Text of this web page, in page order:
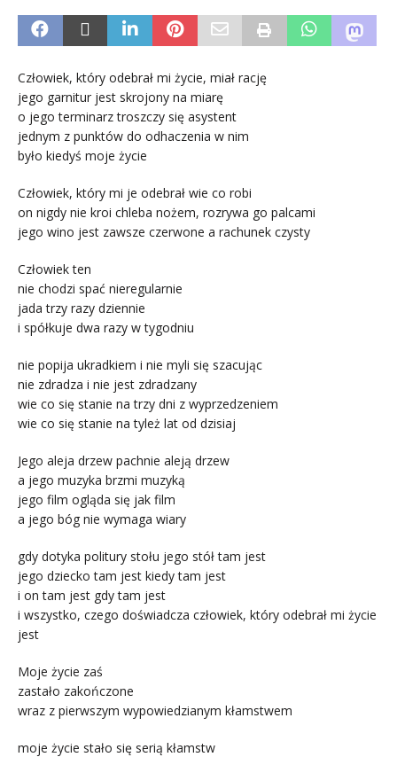
Człowiek, który odebrał mi życie, miał rację
jego garnitur jest skrojony na miarę
o jego terminarz troszczy się asystent
jednym z punktów do odhaczenia w nim
było kiedyś moje życie
Człowiek, który mi je odebrał wie co robi
on nigdy nie kroi chleba nożem, rozrywa go palcami
jego wino jest zawsze czerwone a rachunek czysty
Człowiek ten
nie chodzi spać nieregularnie
jada trzy razy dziennie
i spółkuje dwa razy w tygodniu
nie popija ukradkiem i nie myli się szacując
nie zdradza i nie jest zdradzany
wie co się stanie na trzy dni z wyprzedzeniem
wie co się stanie na tyleż lat od dzisiaj
Jego aleja drzew pachnie aleją drzew
a jego muzyka brzmi muzyką
jego film ogląda się jak film
a jego bóg nie wymaga wiary
gdy dotyka politury stołu jego stół tam jest
jego dziecko tam jest kiedy tam jest
i on tam jest gdy tam jest
i wszystko, czego doświadcza człowiek, który odebrał mi życie
jest
Moje życie zaś
zastało zakończone
wraz z pierwszym wypowiedzianym kłamstwem
moje życie stało się serią kłamstw